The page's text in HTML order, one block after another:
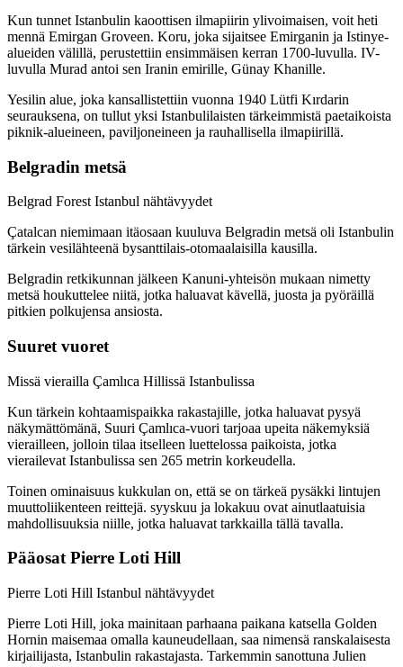
Kun tunnet Istanbulin kaoottisen ilmapiirin ylivoimaisen, voit heti
mennä Emirgan Groveen. Koru, joka sijaitsee Emirganin ja Istinye-
alueiden välillä, perustettiin ensimmäisen kerran 1700-luvulla. IV-
luvulla Murad antoi sen Iranin emirille, Günay Khanille.
Yesilin alue, joka kansallistettiin vuonna 1940 Lütfi Kırdarin
seurauksena, on tullut yksi Istanbulilaisten tärkeimmistä paetaikoista
piknik-alueineen, paviljoneineen ja rauhallisella ilmapiirillä.
Belgradin metsä
Belgrad Forest Istanbul nähtävyydet
Çatalcan niemimaan itäosaan kuuluva Belgradin metsä oli Istanbulin
tärkein vesilähteenä bysanttilais-otomaalaisilla kausilla.
Belgradin retkikunnan jälkeen Kanuni-yhteisön mukaan nimetty
metsä houkuttelee niitä, jotka haluavat kävellä, juosta ja pyöräillä
pitkien polkujensa ansiosta.
Suuret vuoret
Missä vierailla Çamlıca Hillissä Istanbulissa
Kun tärkein kohtaamispaikka rakastajille, jotka haluavat pysyä
näkymättömänä, Suuri Çamlıca-vuori tarjoaa upeita näkemyksiä
vierailleen, jolloin tilaa itselleen luettelossa paikoista, jotka
vierailevat Istanbulissa sen 265 metrin korkeudella.
Toinen ominaisuus kukkulan on, että se on tärkeä pysäkki lintujen
muuttoliikenteen reittejä. syyskuu ja lokakuu ovat ainutlaatuisia
mahdollisuuksia niille, jotka haluavat tarkkailla tällä tavalla.
Pääosat Pierre Loti Hill
Pierre Loti Hill Istanbul nähtävyydet
Pierre Loti Hill, joka mainitaan parhaana paikana katsella Golden
Hornin maisemaa omalla kauneudellaan, saa nimensä ranskalaisesta
kirjailijasta, Istanbulin rakastajasta. Tarkemmin sanottuna Julien